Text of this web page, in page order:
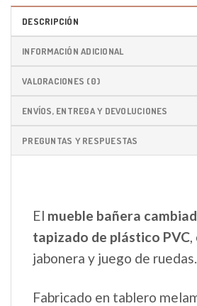
DESCRIPCIÓN
INFORMACIÓN ADICIONAL
VALORACIONES (0)
ENVÍOS, ENTREGA Y DEVOLUCIONES
PREGUNTAS Y RESPUESTAS
El mueble bañera
tapizado de plástico PVC,
jabonera y juego de ruedas.
Fabricado en tablero